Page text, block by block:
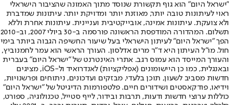
"ישראל היום" הוא גוף תקשורת שנוסד מתוך האמונה שהציבור הישראלי
ראוי לעיתונות טובה יותר, מאוזנת יותר ומדויקת יותר. עיתונות שמדברת
ולא צועקת. עיתונות אמינה, אובייקטיבית ועניינית. עיתונות אחרת וללא
תשלום. המהדורה המודפסת הראשונה פורסמה ב-30 ביולי 2007, וב-2010
הפך "ישראל היום" לעיתון הישראלי בעל שיעור החשיפה הגבוה ביותר בימי
חול. מו"ל העיתון היא ד"ר מרים אדלסון. העורך הראשי הוא עמר לחמנוביץ,
והעורך המייסד הוא עמוס רגב. אתרי האינטרנט של "ישראל היום" בעברית
ובאנגלית, כמו כן היישומונים (אפליקציות) לאנדרואיד ול-iOS, מציגים
חדשות מסביב לשעון, תוכן בלעדי, מבזקים ועדכונים, ניתוחים ופרשנויות,
וידיאו, פודקאסטים ושידורים חיים. פלטפורמות הדיגיטל של "ישראל היום"
כוללות ערוצי חדשות ודעות, תרבות ובידור, לייף סטייל, טכנולוגיה, ספורט,